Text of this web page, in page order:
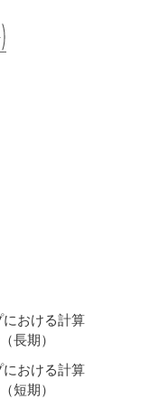
おける計算
長期）
おける計算
短期）